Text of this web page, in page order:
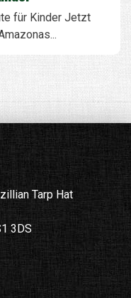
für Kinder Jetzt
Tarp Hat
3DS